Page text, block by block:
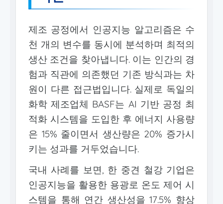
제조 공정에서 인공지능 알고리즘은 수
천 개의 변수를 동시에 분석하며 최적의
생산 조건을 찾아냅니다. 이는 인간의 경
험과 직관에 의존했던 기존 방식과는 차
원이 다른 접근법입니다. 실제로 독일의
화학 제조업체 BASF는 AI 기반 공정 최
적화 시스템을 도입한 후 에너지 사용량
은 15% 줄이면서 생산량은 20% 증가시
키는 성과를 거두었습니다.
국내 사례를 보면, 한 중견 철강 기업은
인공지능을 활용한 용광로 온도 제어 시
스템을 통해 연간 생산성을 17.5% 향상